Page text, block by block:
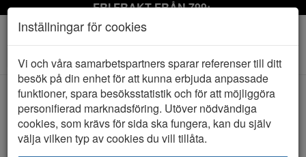
FRI FRAKT FRÅN 799:-
Toggle
navigation
HEM SHEPHERD
Inställningar för cookies
Vi och våra samarbetspartners sparar referenser till ditt
besök på din enhet för att kunna erbjuda anpassade
funktioner, spara besöksstatistik och för att möjliggöra
personifierad marknadsföring. Utöver nödvändiga
cookies, som krävs för sida ska fungera, kan du själv
välja vilken typ av cookies du vill tillåta.